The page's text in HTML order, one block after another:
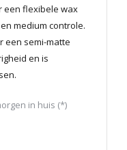
een flexibele wax
medium controle.
een semi-matte
en is
in huis (*)